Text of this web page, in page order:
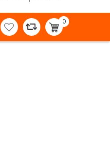
0
item(s)
-